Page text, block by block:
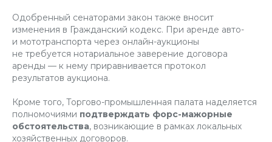
Одобренный сенаторами закон также вносит
изменения в Гражданский кодекс. При аренде авто-
и мототранспорта через онлайн-аукционы
не требуется нотариальное заверение договора
аренды — к нему приравнивается протокол
результатов аукциона.
Кроме того, Торгово-промышленная палата наделяется
полномочиями подтверждать форс-мажорные
обстоятельства, возникающие в рамках локальных
хозяйственных договоров.